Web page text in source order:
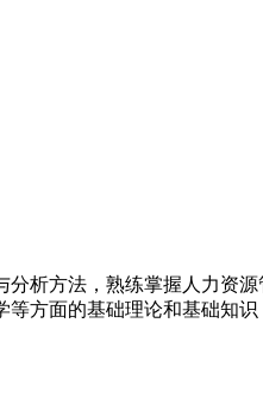
析方法，熟练掌握人力资
方面的基础理论和基础知